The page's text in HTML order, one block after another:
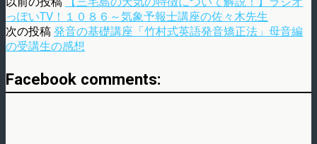
っぽいTV！１０８６～気象予報士講座の佐々木先生
次の投稿 発音の基礎講座「竹村式英語発音矯正法」母音編
の受講生の感想
Facebook comments: